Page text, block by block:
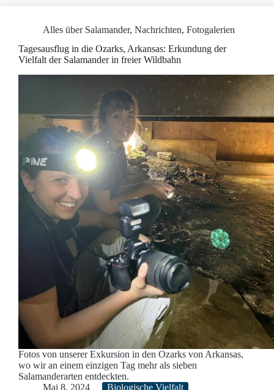
Alles über Salamander, Nachrichten, Fotogalerien
Tagesausflug in die Ozarks, Arkansas: Erkundung der
Vielfalt der Salamander in freier Wildbahn
Fotos von unserer Exkursion in den Ozarks von Arkansas,
wo wir an einem einzigen Tag mehr als sieben
Salamanderarten entdeckten.
Mai 8, 2024
Biologische Vielfalt